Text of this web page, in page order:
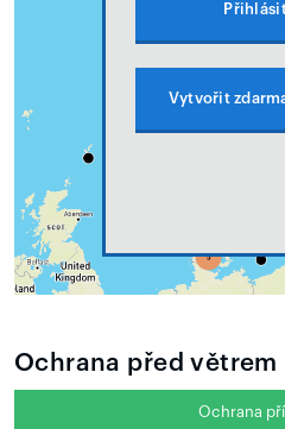
Vytvořit
Ochrana před větrem
Ochrana